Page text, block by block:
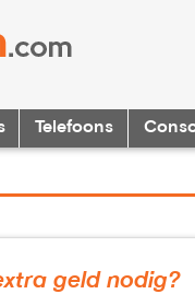
Telefoons
geld nodig?